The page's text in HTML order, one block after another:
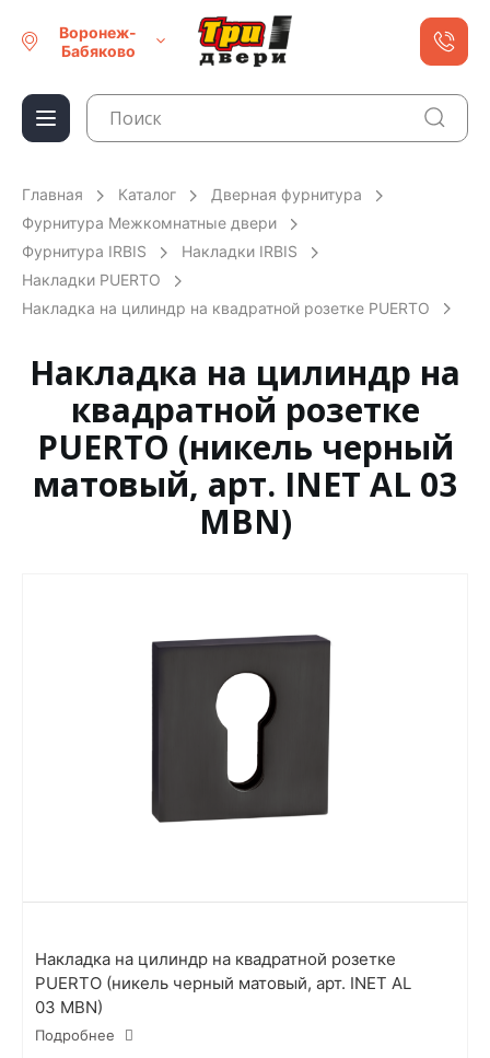
Воронеж-
Бабяково
Главная Каталог
Дверная фурнитура
Фурнитура Межкомнатные двери
Фурнитура IRBIS
Накладки IRBIS
Накладки PUERTO
Накладка на цилиндр на квадратной розетке PUERTO
Накладка на цилиндр на
квадратной розетке
PUERTO (никель черный
матовый, арт. INET AL 03
MBN)
Накладка на цилиндр на квадратной розетке
PUERTO (никель черный матовый, арт. INET AL
03 MBN)
Подробнее